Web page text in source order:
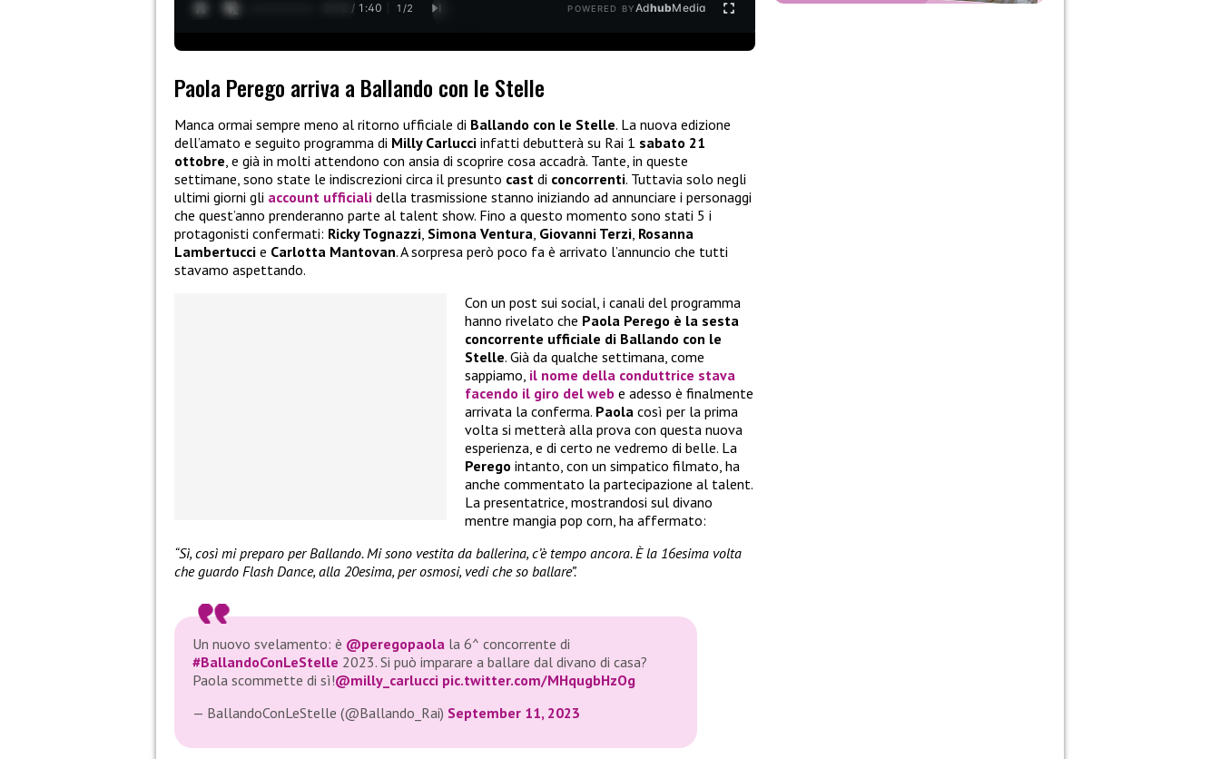
0:13 / 1:40 1 /2 POWERED BYAdhubMedia
Paola Perego arriva a Ballando con le Stelle
Manca ormai sempre meno al ritorno ufficiale di Ballando con le Stelle. La nuova edizione
dell’amato e seguito programma di Milly Carlucci infatti debutterà su Rai 1 sabato 21
ottobre, e già in molti attendono con ansia di scoprire cosa accadrà. Tante, in queste
settimane, sono state le indiscrezioni circa il presunto cast di concorrenti. Tuttavia solo negli
ultimi giorni gli account ufficiali della trasmissione stanno iniziando ad annunciare i personaggi
che quest’anno prenderanno parte al talent show. Fino a questo momento sono stati 5 i
protagonisti confermati: Ricky Tognazzi, Simona Ventura, Giovanni Terzi, Rosanna
Lambertucci e Carlotta Mantovan. A sorpresa però poco fa è arrivato l’annuncio che tutti
stavamo aspettando.
Con un post sui social, i canali del programma
hanno rivelato che Paola Perego è la sesta
concorrente ufficiale di Ballando con le
Stelle. Già da qualche settimana, come
sappiamo, il nome della conduttrice stava
facendo il giro del web e adesso è finalmente
arrivata la conferma. Paola così per la prima
volta si metterà alla prova con questa nuova
esperienza, e di certo ne vedremo di belle. La
Perego intanto, con un simpatico filmato, ha
anche commentato la partecipazione al talent.
La presentatrice, mostrandosi sul divano
mentre mangia pop corn, ha affermato:
“Sì, così mi preparo per Ballando. Mi sono vestita da ballerina, c’è tempo ancora. È la 16esima volta
che guardo Flash Dance, alla 20esima, per osmosi, vedi che so ballare”.
Un nuovo svelamento: è @peregopaola la 6^ concorrente di
#BallandoConLeStelle 2023. Si può imparare a ballare dal divano di casa?
Paola scommette di sì!@milly_carlucci pic.twitter.com/MHqugbHzOg
— BallandoConLeStelle (@Ballando_Rai) September 11, 2023